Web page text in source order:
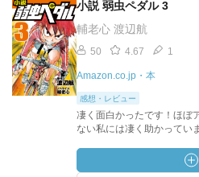
小説 弱虫ペダル 3
輔老心 渡辺航
50 4.67 1
Amazon.co.jp・本
感想・レビュー
凄く面白かったです！ほぼ
ない私には凄く助かってい